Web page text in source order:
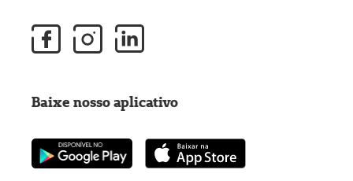
Baixe nosso aplicativo